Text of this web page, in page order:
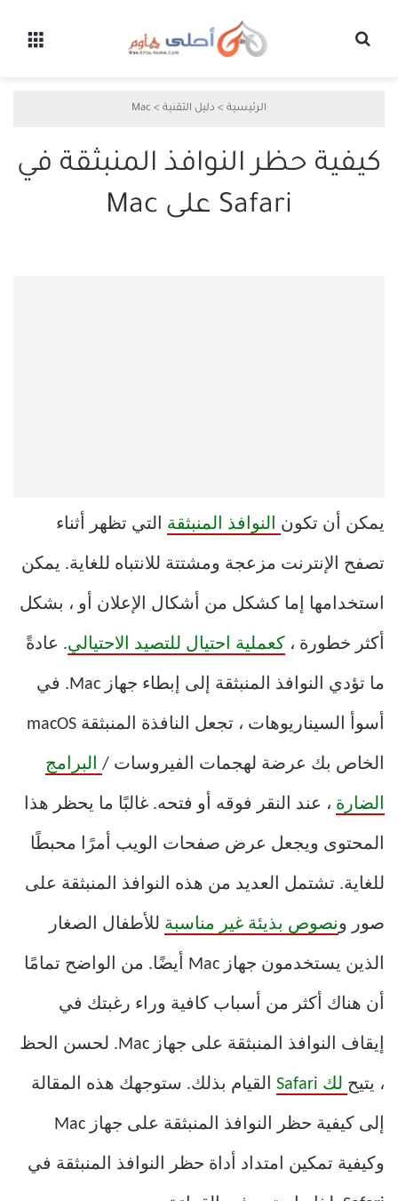
الرئيسية > دليل التقنية >
Mac
كيفية حظر النوافذ المنبثقة في
Safari على Mac
يمكن أن تكون النوافذ المنبثقة التي تظهر أثناء
تصفح الإنترنت مزعجة ومشتتة للانتباه للغاية. يمكن
استخدامها إما كشكل من أشكال الإعلان أو ، بشكل
أكثر خطورة ، كعملية احتيال للتصيد الاحتيالي. عادةً
ما تؤدي النوافذ المنبثقة إلى إبطاء جهاز Mac. في
أسوأ السيناريوهات ، تجعل النافذة المنبثقة macOS
الخاص بك عرضة لهجمات الفيروسات / البرامج
الضارة ، عند النقر فوقه أو فتحه. غالبًا ما يحظر هذا
المحتوى ويجعل عرض صفحات الويب أمرًا محبطًا
للغاية. تشتمل العديد من هذه النوافذ المنبثقة على
صور ونصوص بذيئة غير مناسبة للأطفال الصغار
الذين يستخدمون جهاز Mac أيضًا. من الواضح تمامًا
أن هناك أكثر من أسباب كافية وراء رغبتك في
إيقاف النوافذ المنبثقة على جهاز Mac. لحسن الحظ
، يتيح لك Safari القيام بذلك. ستوجهك هذه المقالة
إلى كيفية حظر النوافذ المنبثقة على جهاز Mac
وكيفية تمكين امتداد أداة حظر النوافذ المنبثقة في